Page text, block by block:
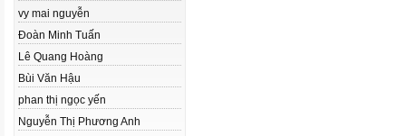
vy mai nguyễn
Đoàn Minh Tuấn
Lê Quang Hoàng
Bùi Văn Hậu
phan thị ngọc yến
Nguyễn Thị Phương Anh